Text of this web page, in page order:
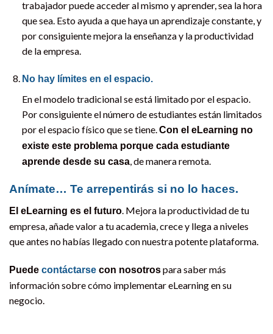
trabajador puede acceder al mismo y aprender, sea la hora
que sea. Esto ayuda a que haya un aprendizaje constante, y
por consiguiente mejora la enseñanza y la productividad
de la empresa.
No hay límites en el espacio.
En el modelo tradicional se está limitado por el espacio.
Por consiguiente el número de estudiantes están limitados
por el espacio físico que se tiene.Con el eLearning no
existe este problema porque cada estudiante
aprende desde su casa, de manera remota.
Anímate… Te arrepentirás si no lo haces.
El eLearning es el futuro. Mejora la productividad de tu
empresa, añade valor a tu academia, crece y llega a niveles
que antes no habías llegado con nuestra potente plataforma.
Puede contáctarse con nosotrospara saber más
información sobre cómo implementar eLearning en su
negocio.